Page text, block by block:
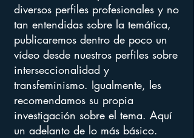
diversos perfiles profesionales y no
tan entendidas sobre la temática,
publicaremos dentro de poco un
vídeo desde nuestros perfiles sobre
interseccionalidad y
transfeminismo. Igualmente, les
recomendamos su propia
investigación sobre el tema. Aquí
un adelanto de lo más básico.